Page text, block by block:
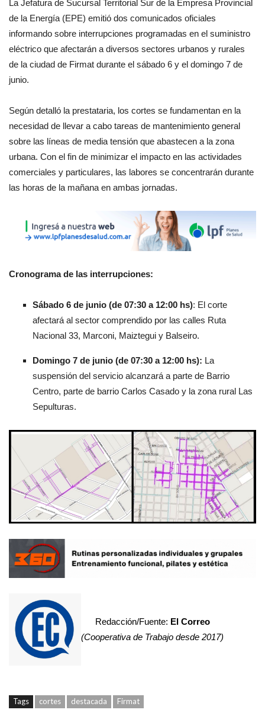
La Jefatura de Sucursal Territorial Sur de la Empresa Provincial
de la Energía (EPE) emitió dos comunicados oficiales
informando sobre interrupciones programadas en el suministro
eléctrico que afectarán a diversos sectores urbanos y rurales
de la ciudad de Firmat durante el sábado 6 y el domingo 7 de
junio.
Según detalló la prestataria, los cortes se fundamentan en la
necesidad de llevar a cabo tareas de mantenimiento general
sobre las líneas de media tensión que abastecen a la zona
urbana. Con el fin de minimizar el impacto en las actividades
comerciales y particulares, las labores se concentrarán durante
las horas de la mañana en ambas jornadas.
Cronograma de las interrupciones:
Sábado 6 de junio (de 07:30 a 12:00 hs): El corte
afectará al sector comprendido por las calles Ruta
Nacional 33, Marconi, Maiztegui y Balseiro.
Domingo 7 de junio (de 07:30 a 12:00 hs): La
suspensión del servicio alcanzará a parte de Barrio
Centro, parte de barrio Carlos Casado y la zona rural Las
Sepulturas.
Redacción/Fuente: El Correo
(Cooperativa de Trabajo desde 2017)
Tags cortes destacada Firmat